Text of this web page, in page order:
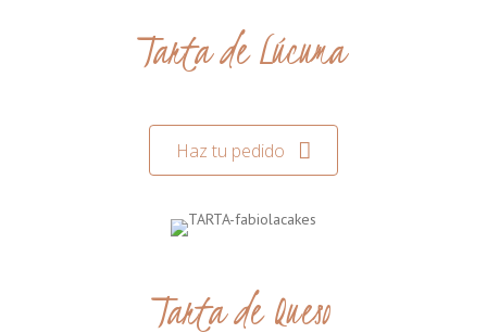
Tarta de Lúcuma
Haz tu pedido
Tarta de Queso